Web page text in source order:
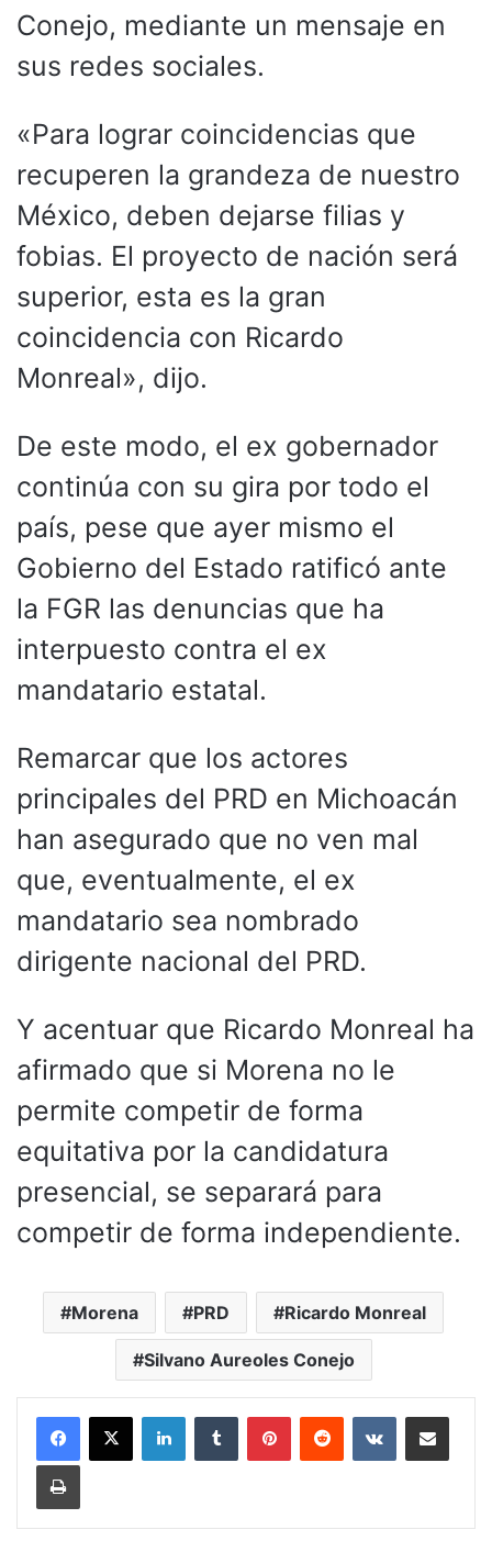
Conejo, mediante un mensaje en
sus redes sociales.
«Para lograr coincidencias que
recuperen la grandeza de nuestro
México, deben dejarse filias y
fobias. El proyecto de nación será
superior, esta es la gran
coincidencia con Ricardo
Monreal», dijo.
De este modo, el ex gobernador
continúa con su gira por todo el
país, pese que ayer mismo el
Gobierno del Estado ratificó ante
la FGR las denuncias que ha
interpuesto contra el ex
mandatario estatal.
Remarcar que los actores
principales del PRD en Michoacán
han asegurado que no ven mal
que, eventualmente, el ex
mandatario sea nombrado
dirigente nacional del PRD.
Y acentuar que Ricardo Monreal ha
afirmado que si Morena no le
permite competir de forma
equitativa por la candidatura
presencial, se separará para
competir de forma independiente.
Morena PRD Ricardo Monreal
Silvano Aureoles Conejo
LinkedInTumblr PinterestReddit VKontakteCompartir por
Imprimir